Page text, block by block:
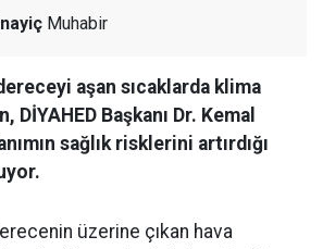
Muhabir
aşan sıcaklarda klima
DİYAHED Başkanı Dr. Kemal
sağlık risklerini artırdığı
üzerine çıkan hava